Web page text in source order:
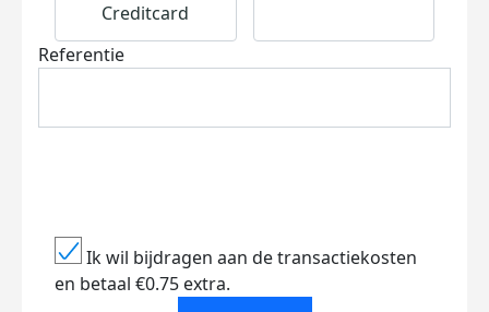
Creditcard
Referentie
Ik wil bijdragen aan de transactiekosten
en betaal €0.75 extra.